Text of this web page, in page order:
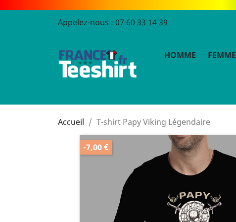
Appelez-nous : 07 60 33 14 39
HOMME FEMME
Accueil T-shirt Papy Viking Légendaire
-7,00 €